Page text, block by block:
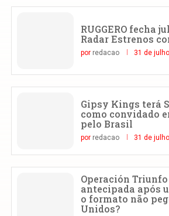
RUGGERO fecha
Radar Estrenos
por redacao 31 de
Gipsy Kings terá
como convidado
pelo Brasil
por redacao 31 de
Operación
antecipada após
o formato não
Unidos?